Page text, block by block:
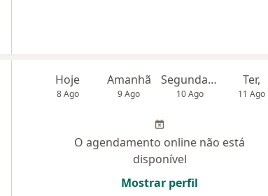
Hoje
8 Ago
Amanhã
9 Ago
Segunda-feira
10 Ago
Ter,
11 Ago
O agendamento online não está
disponível
Mostrar perfil